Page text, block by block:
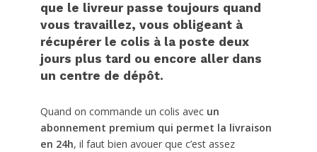
que le livreur passe toujours quand
vous travaillez, vous obligeant à
récupérer le colis à la poste deux
jours plus tard ou encore aller dans
un centre de dépôt.
Quand on commande un colis avec un
abonnement premium qui permet la livraison
en 24h, il faut bien avouer que c’est assez